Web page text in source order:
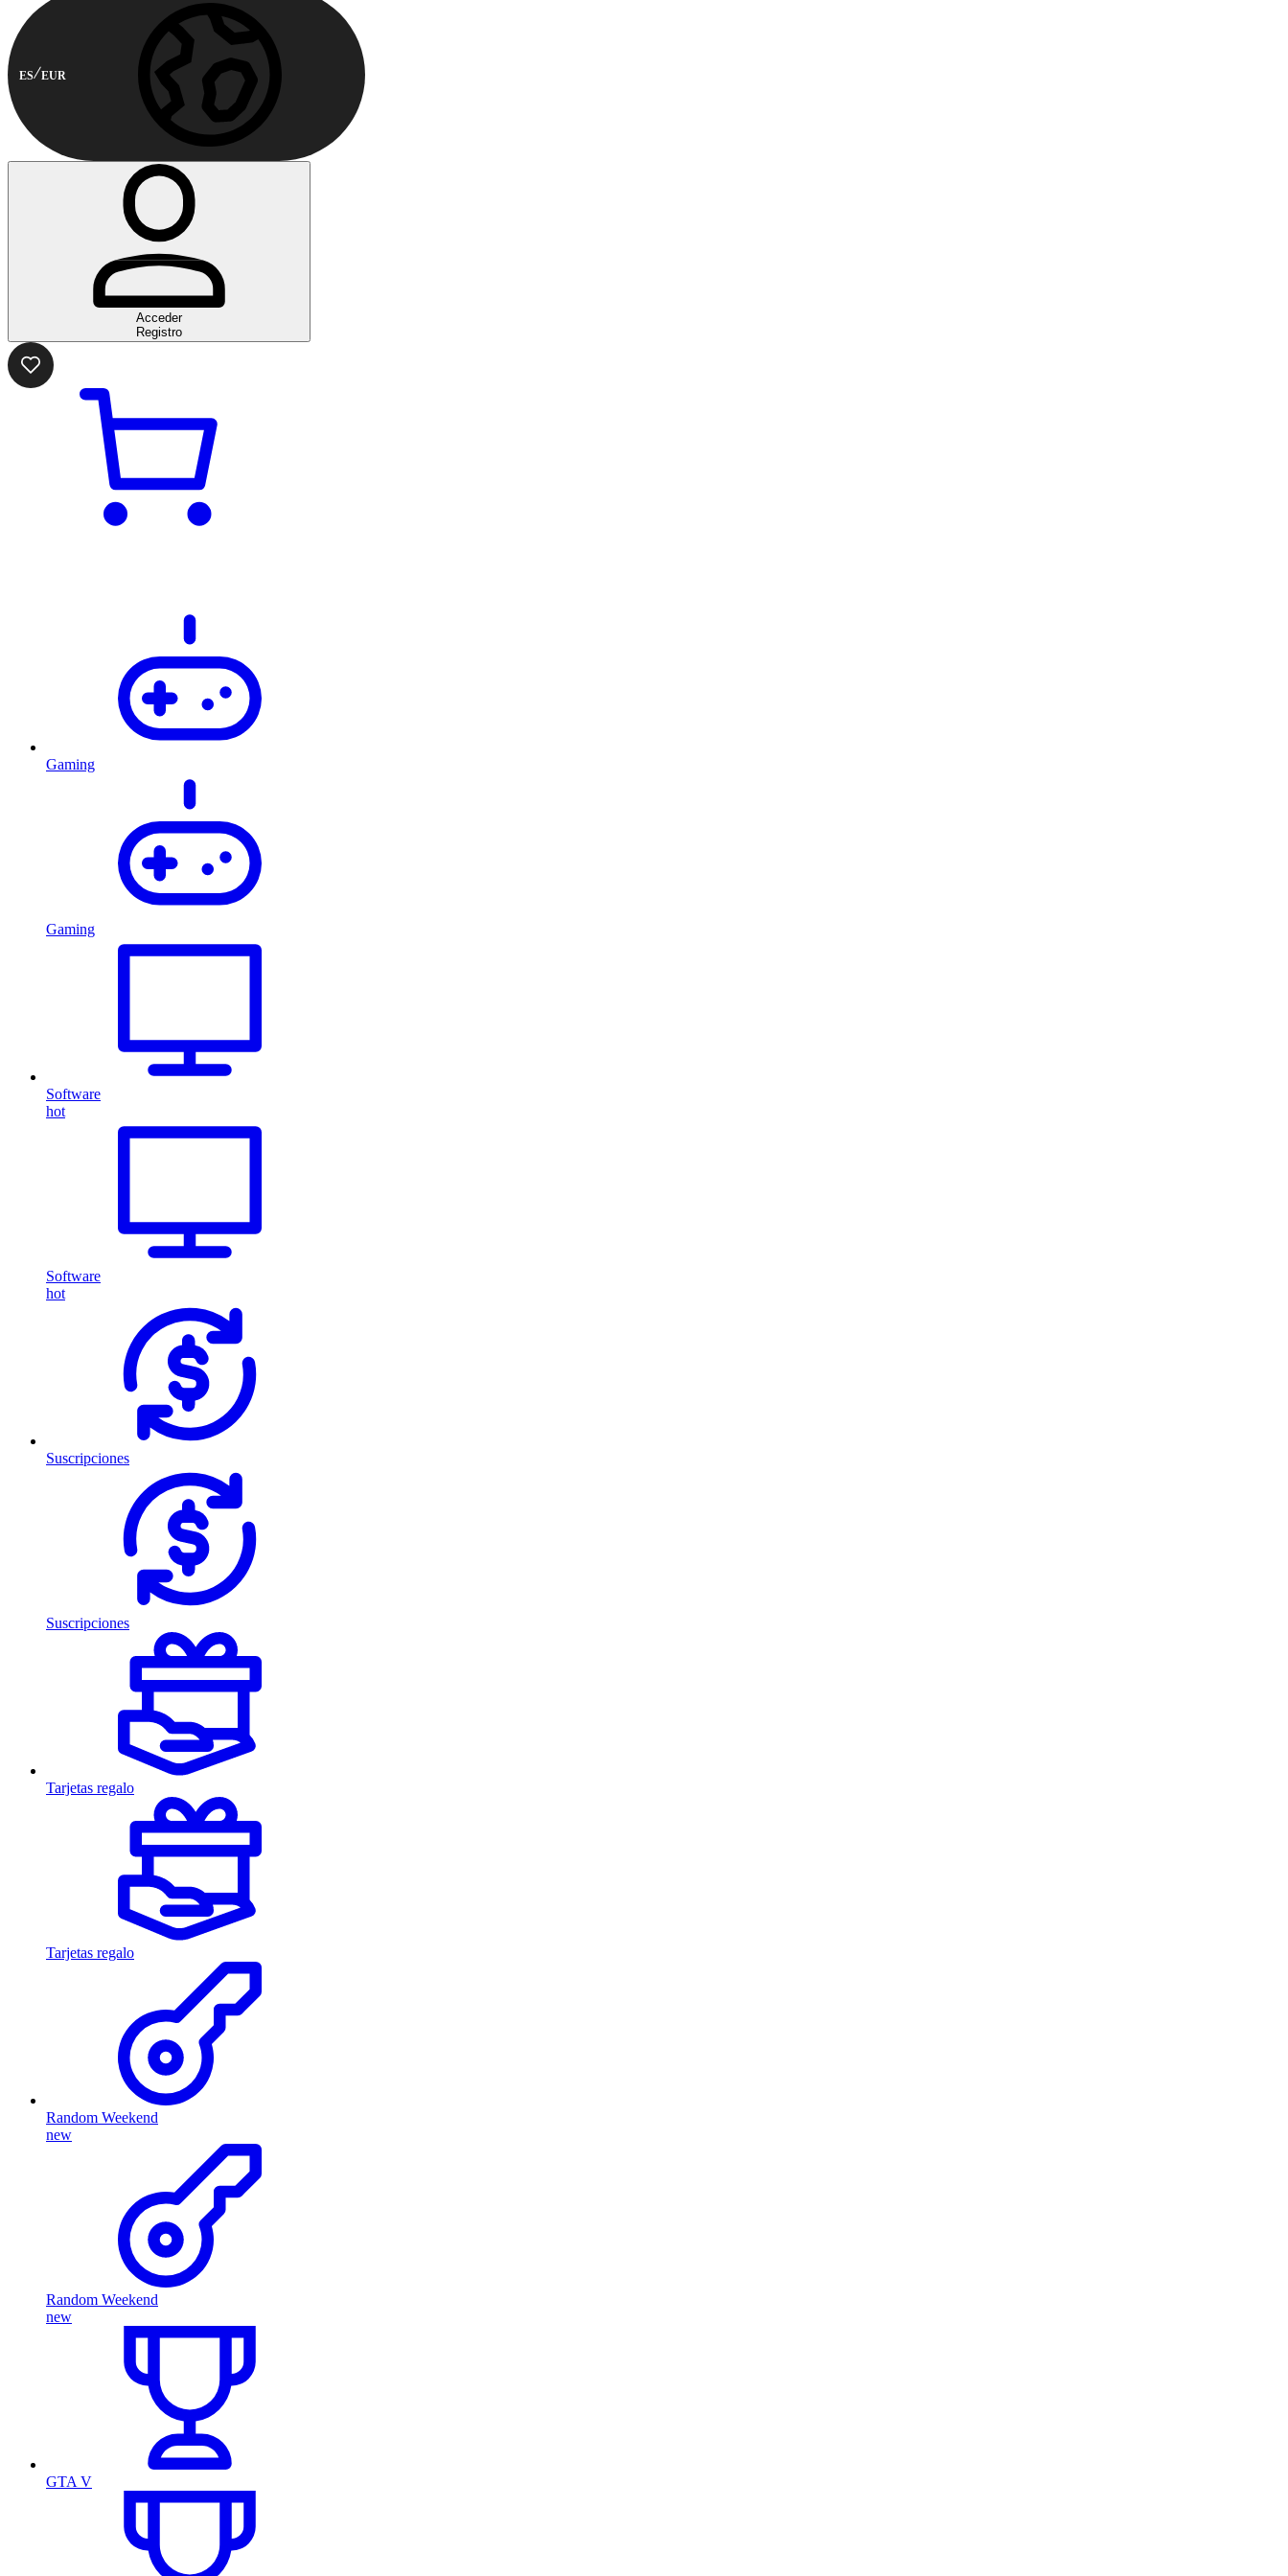
ES EUR
Acceder
Registro
Gaming
Gaming
Software
hot
Software
hot
Suscripciones
Suscripciones
Tarjetas regalo
Tarjetas regalo
Random Weekend
new
Random Weekend
new
GTA V